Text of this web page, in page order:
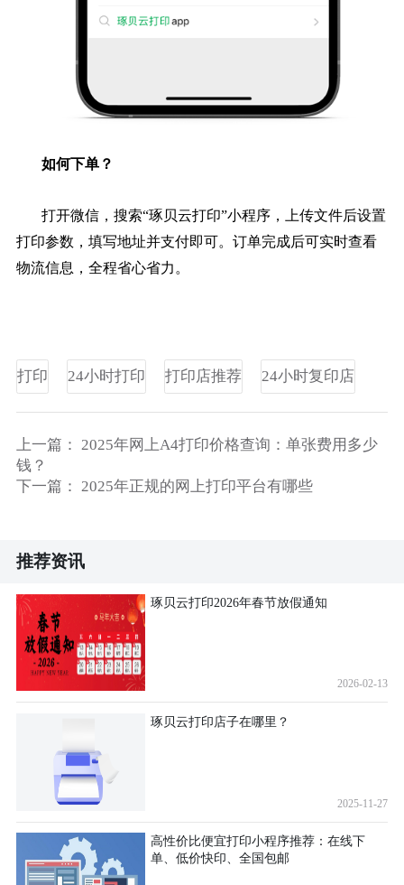
如何下单？
打开微信，搜索“琢贝云打印”小程序，上传文件后设置
打印参数，填写地址并支付即可。订单完成后可实时查看
物流信息，全程省心省力。
打印 24小时打印 打印店推荐 24小时复印店
上一篇： 2025年网上A4打印价格查询：单张费用多少
钱？
下一篇： 2025年正规的网上打印平台有哪些
推荐资讯
琢贝云打印2026年春节放假通知
2026-02-13
琢贝云打印店子在哪里？
2025-11-27
高性价比便宜打印小程序推荐：在线下
单、低价快印、全国包邮